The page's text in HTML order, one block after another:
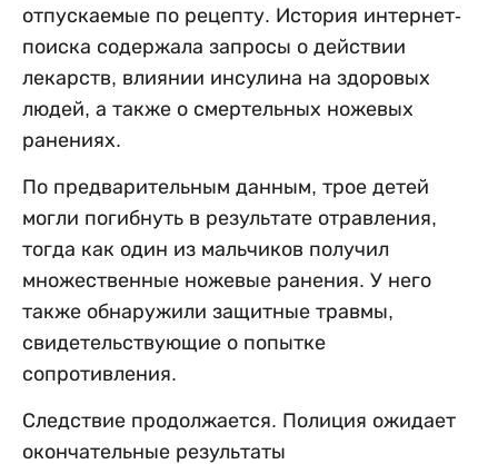
отпускаемые по рецепту. История интернет-
поиска содержала запросы о действии
лекарств, влиянии инсулина на здоровых
людей, а также о смертельных ножевых
ранениях.
По предварительным данным, трое детей
могли погибнуть в результате отравления,
тогда как один из мальчиков получил
множественные ножевые ранения. У него
также обнаружили защитные травмы,
свидетельствующие о попытке
сопротивления.
Следствие продолжается. Полиция ожидает
окончательные результаты